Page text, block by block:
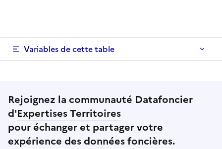
Variables de cette table
Rejoignez la communauté Datafoncier
d'Expertises Territoires
pour échanger et partager votre
expérience des données foncières.